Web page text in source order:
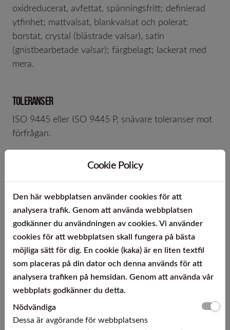
oxidreducerat, avfettat, spänningsfritt; definierad
ytfinhet; mattvalsat, blankvalsat och polerat;
borstat, crystal (blästrade valsar), satin
(gnistbearbetade valsar); färgbelagt; lackerat med
mera.
TOLERANSER
ISO 9445 eller ISO 9445 P, snävare toleranser mot
förfrågan.
PLANHET
ISO 9445, snävare planhet mot förfrågan.
KANTUTFÖRANDE
Naturkant, skuret, avgradat, valsat, gradat,
arronderat
LEVERANSFORM
I ringar upp till 8 kg/mm bandbredd. Innerdiameter
Cookie Policy
Den här webbplatsen använder cookies för att
analysera trafik. Genom att använda webbplatsen
godkänner du användningen av cookies. Vi använder
cookies för att webbplatsen skall fungera på bästa
möjliga sätt för dig. En cookie (kaka) är en liten textfil
som placeras på din dator och denna används för att
analysera trafiken på hemsidan. Genom att använda vår
webbplats godkänner du detta.
Nödvändiga
Dessa är avgörande för webbplatsens